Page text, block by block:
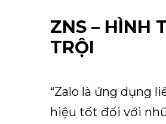
ZNS – HÌNH
TRỘI
“Zalo là ứng dụng
hiệu tốt đối với